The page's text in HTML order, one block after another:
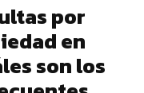
por
en
son los